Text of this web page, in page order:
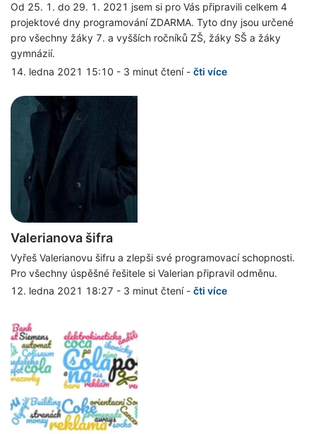
Od 25. 1. do 29. 1. 2021 jsem si pro Vás připravili celkem 4
projektové dny programování ZDARMA. Tyto dny jsou určené
pro všechny žáky 7. a vyšších ročníků ZŠ, žáky SŠ a žáky
gymnázií.
14. ledna 2021 15:10 - 3 minut čtení- čti více
Valerianova šifra
Vyřeš Valerianovu šifru a zlepši své programovací schopnosti.
Pro všechny úspěšné řešitele si Valerian připravil odměnu.
12. ledna 2021 18:27 - 3 minut čtení- čti více